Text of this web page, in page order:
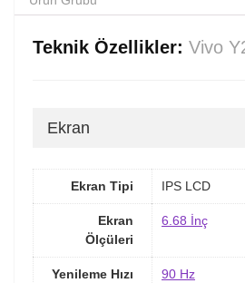
Teknik Özellikler: Vivo
Ekran
Ekran Tipi IPS LCD
Ekran
Ölçüleri
6.68 İnç
Yenileme Hızı 90 Hz